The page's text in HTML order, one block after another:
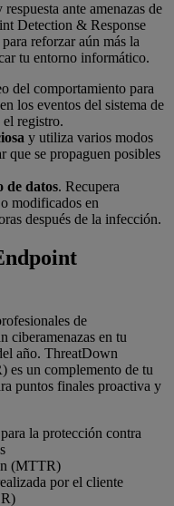
ante amenazas de
Detection & Response
reforzar aún más la
tu entorno informático.
del comportamiento para
los eventos del sistema de
registro.
y utiliza varios modos
que se propaguen posibles
de datos. Recupera
modificados en
después de la infección.
de
ciberamenazas en tu
año. ThreatDown
es un complemento de tu
puntos finales proactiva y
la protección contra
(MTTR)
por el cliente